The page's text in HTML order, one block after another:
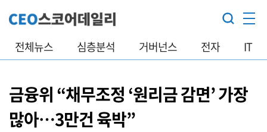
전체뉴스 심층분석 거버넌스 전자 IT
금융위 “채무조정 ‘원리금 감면’ 가장
많아…3만건 육박”